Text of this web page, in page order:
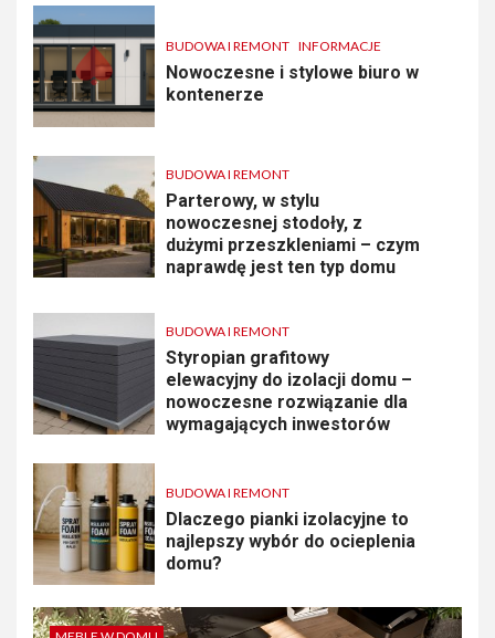
BUDOWA I REMONT INFORMACJE
Nowoczesne i stylowe biuro w
kontenerze
BUDOWA I REMONT
Parterowy, w stylu
nowoczesnej stodoły, z
dużymi przeszkleniami – czym
naprawdę jest ten typ domu
BUDOWA I REMONT
Styropian grafitowy
elewacyjny do izolacji domu –
nowoczesne rozwiązanie dla
wymagających inwestorów
BUDOWA I REMONT
Dlaczego pianki izolacyjne to
najlepszy wybór do ocieplenia
domu?